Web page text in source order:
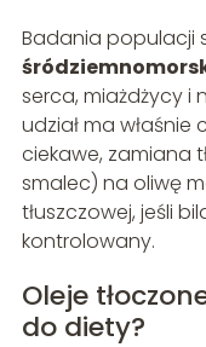
Badania populacji
serca, miażdżycy i
udział ma
ciekawe, zamiana
smalec) na oliwę
tłuszczowej, jeśli
kontrolowany.
Oleje
do diety?